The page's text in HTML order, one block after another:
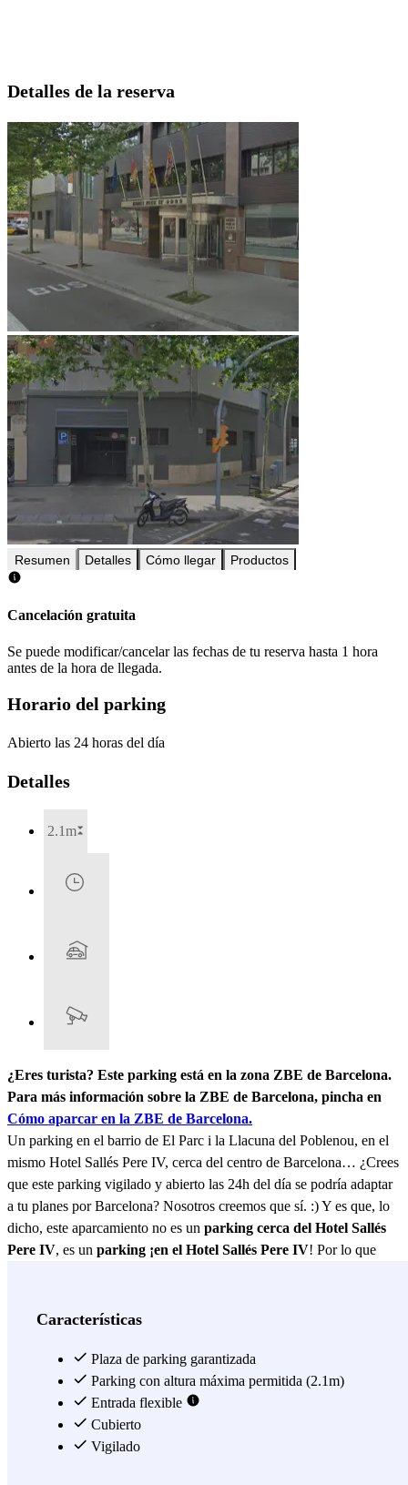
Detalles de la reserva
Resumen Detalles Cómo llegar Productos
Cancelación gratuita
Se puede modificar/cancelar las fechas de tu reserva hasta 1 hora
antes de la hora de llegada.
Horario del parking
Abierto las 24 horas del día
Detalles
2.1m
¿Eres turista? Este parking está en la zona ZBE de Barcelona.
Para más información sobre la ZBE de Barcelona, pincha en
Cómo aparcar en la ZBE de Barcelona.
Un parking en el barrio de El Parc i la Llacuna del Poblenou, en el
mismo Hotel Sallés Pere IV, cerca del centro de Barcelona… ¿Crees
que este parking vigilado y abierto las 24h del día se podría adaptar
a tu planes por Barcelona? Nosotros creemos que sí. :) Y es que, lo
dicho, este aparcamiento no es un parking cerca del Hotel Sallés
Pere IV, es un parking ¡en el Hotel Sallés Pere IV! Por lo que
Además, estamos hablando de un parking cerca de la Sala
conciertos más relevantes de Barcelona. Aunque, si tienes un
concierto en otra de las salas más características, podrás aparcar
cerca de la Sala Rocksound. Y que no se te olvide, este parking abre
las 24h los 7 días de la semana. ;) Y que te apetece aparcar cerca del
centro de Barcelona para visitar la capital catalana, pues podrás
Características
Plaza de parking garantizada
Parking con altura máxima permitida (2.1m)
Entrada flexible
Cubierto
Vigilado